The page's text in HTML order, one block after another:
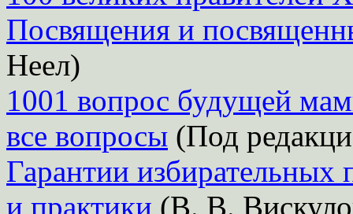
Посвящения и
Неел)
1001 вопрос будущей
все вопросы (Под
Гарантии
и практики (В. В.